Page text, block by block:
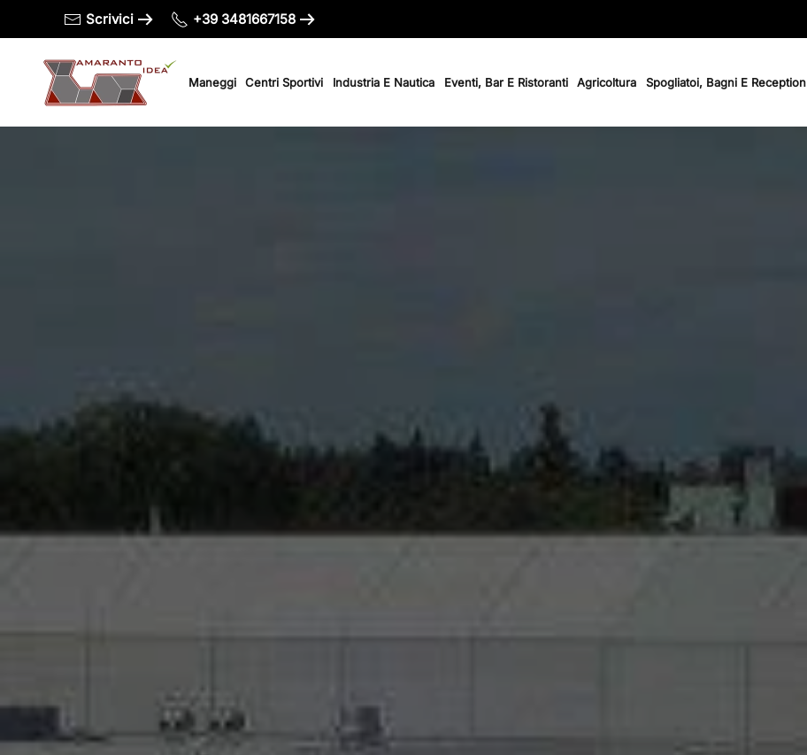
Scrivici +39 3481667158
Maneggi Centri Sportivi Industria E Nautica Eventi, Bar E Ristoranti Agricoltura Spogliatoi, Bagni E Reception